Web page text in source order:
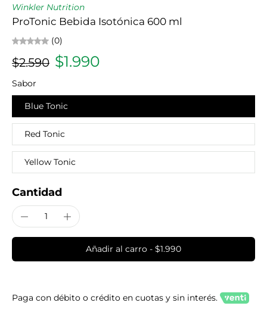
Winkler Nutrition
ProTonic Bebida Isotónica 600 ml
(0)
$2.590 $1.990
Sabor
Blue Tonic
Red Tonic
Yellow Tonic
Cantidad
Añadir al carro - $1.990
Paga con débito o crédito en cuotas y sin interés.